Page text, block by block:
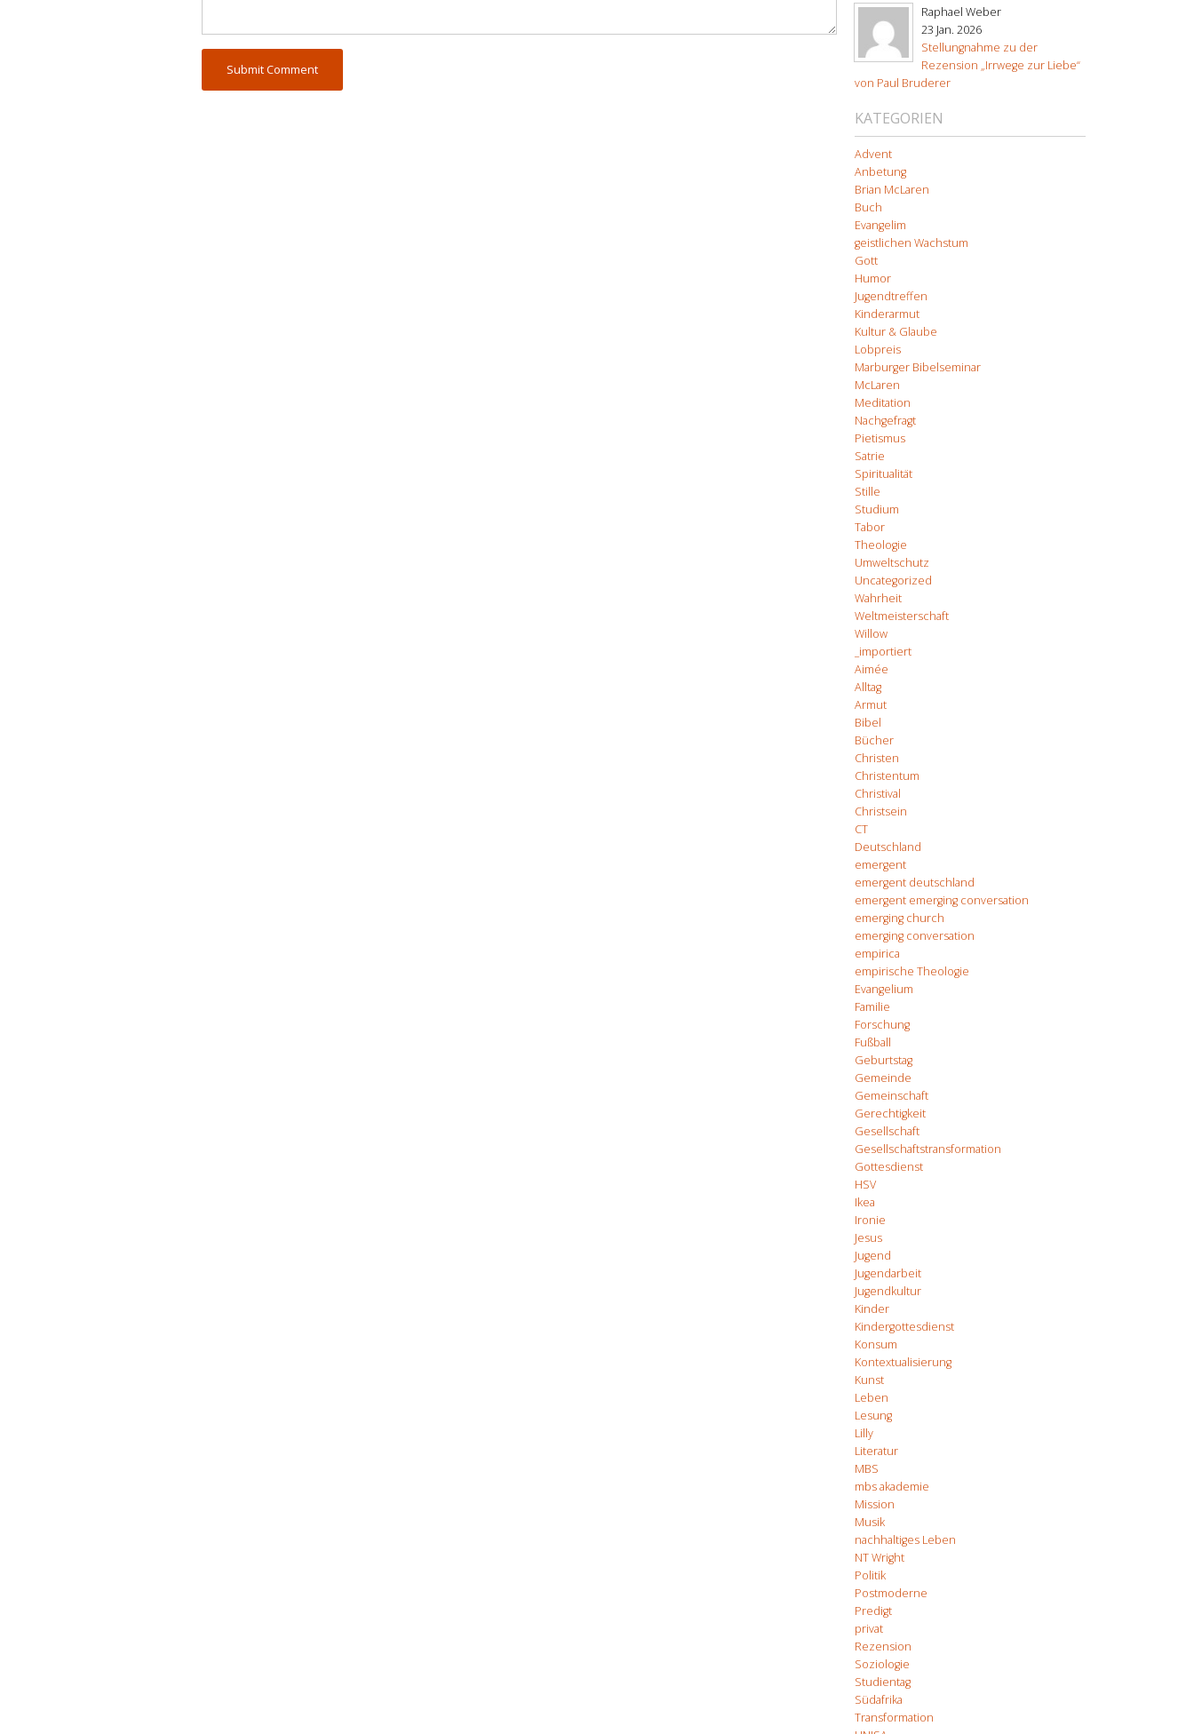
Raphael Weber
23 Jan. 2026
Stellungnahme zu der
Rezension „Irrwege zur Liebe“
von Paul Bruderer
KATEGORIEN
Advent
Anbetung
Brian McLaren
Buch
Evangelim
geistlichen Wachstum
Gott
Humor
Jugendtreffen
Kinderarmut
Kultur & Glaube
Lobpreis
Marburger Bibelseminar
McLaren
Meditation
Nachgefragt
Pietismus
Satrie
Spiritualität
Stille
Studium
Tabor
Theologie
Umweltschutz
Uncategorized
Wahrheit
Weltmeisterschaft
Willow
_importiert
Aimée
Alltag
Armut
Bibel
Bücher
Christen
Christentum
Christival
Christsein
CT
Deutschland
emergent
emergent deutschland
emergent emerging conversation
emerging church
emerging conversation
empirica
empirische Theologie
Evangelium
Familie
Forschung
Fußball
Geburtstag
Gemeinde
Gemeinschaft
Gerechtigkeit
Gesellschaft
Gesellschaftstransformation
Gottesdienst
HSV
Ikea
Ironie
Jesus
Jugend
Jugendarbeit
Jugendkultur
Kinder
Kindergottesdienst
Konsum
Kontextualisierung
Kunst
Leben
Lesung
Lilly
Literatur
MBS
mbs akademie
Mission
Musik
nachhaltiges Leben
NT Wright
Politik
Postmoderne
Predigt
privat
Rezension
Soziologie
Studientag
Südafrika
Transformation